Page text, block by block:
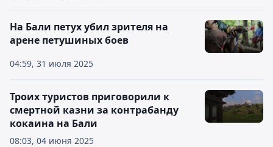
04:59, 31 июля 2025
На Бали петух убил зрителя на
арене петушиных боев
08:03, 04 июня 2025
Троих туристов приговорили к
смертной казни за контрабанду
кокаина на Бали